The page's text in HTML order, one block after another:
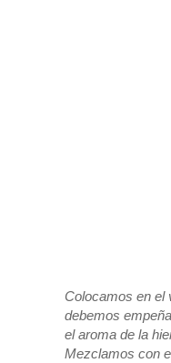
Colocamos en el
debemos
el aroma de la
Mezclamos con